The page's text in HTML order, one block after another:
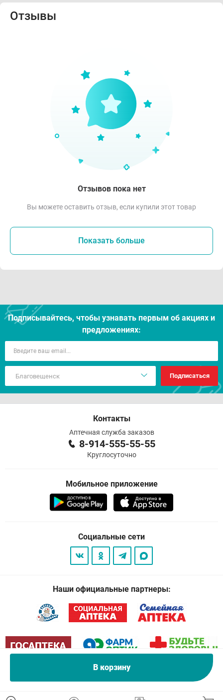
В корзину
Отзывы
Отзывов пока нет
Вы можете оставить отзыв, если купили этот товар
Показать больше
Подписывайтесь, чтобы узнавать первым об акцияx и
предложениях:
Подписаться
Контакты
Аптечная служба заказов
8-914-555-55-55
Круглосуточно
Мобильное приложение
Социальные сети
Наши официальные партнеры: